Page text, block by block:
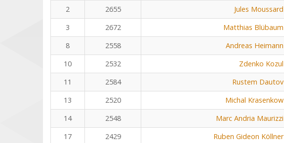
2
2655 Jules Moussard
3
2672 Matthias Blübaum
8
2558 Andreas Heimann
10
2532 Zdenko Kozul
11
2584 Rustem Dautov
13
2520 Michal Krasenkow
14
2548 Marc Andria Maurizzi
17
2429 Ruben Gideon Köllner